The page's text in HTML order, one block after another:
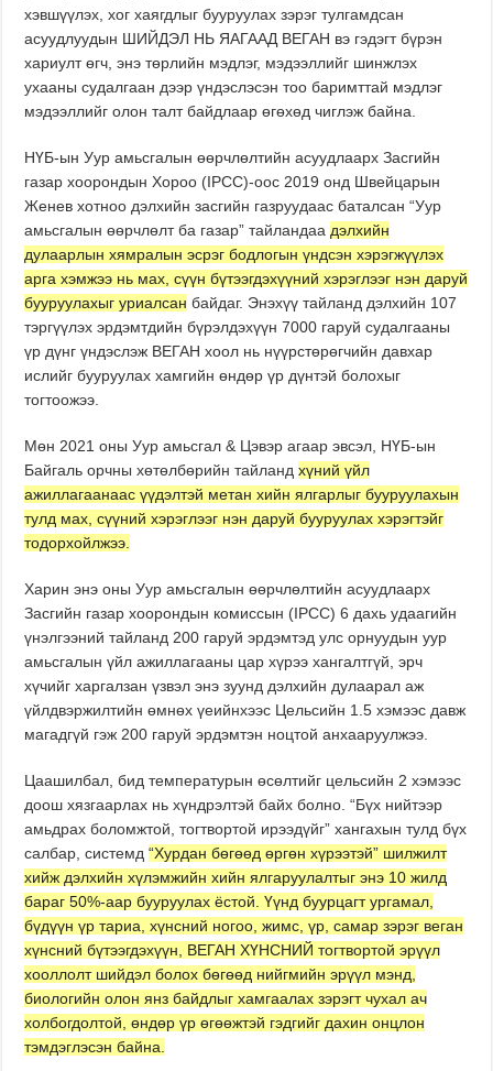
хэвшүүлэх, хог хаягдлыг бууруулах зэрэг тулгамдсан
асуудлуудын ШИЙДЭЛ НЬ ЯАГААД ВЕГАН вэ гэдэгт бүрэн
хариулт өгч, энэ төрлийн мэдлэг, мэдээллийг шинжлэх
ухааны судалгаан дээр үндэслэсэн тоо баримттай мэдлэг
мэдээллийг олон талт байдлаар өгөхөд чиглэж байна.
НҮБ-ын Уур амьсгалын өөрчлөлтийн асуудлаарх Засгийн
газар хоорондын Хороо (IPCC)-оос 2019 онд Швейцарын
Женев хотноо дэлхийн засгийн газруудаас баталсан “Уур
амьсгалын өөрчлөлт ба газар” тайландаа дэлхийн
дулаарлын хямралын эсрэг бодлогын үндсэн хэрэгжүүлэх
арга хэмжээ нь мах, сүүн бүтээгдэхүүний хэрэглээг нэн даруй
бууруулахыг уриалсан байдаг. Энэхүү тайланд дэлхийн 107
тэргүүлэх эрдэмтдийн бүрэлдэхүүн 7000 гаруй судалгааны
үр дүнг үндэслэж ВЕГАН хоол нь нүүрстөрөгчийн давхар
ислийг бууруулах хамгийн өндөр үр дүнтэй болохыг
тогтоожээ.
Мөн 2021 оны Уур амьсгал & Цэвэр агаар эвсэл, НҮБ-ын
Байгаль орчны хөтөлбөрийн тайландхүний үйл
ажиллагаанаас үүдэлтэй метан хийн ялгарлыг бууруулахын
тулд мах, сүүний хэрэглээг нэн даруй бууруулах хэрэгтэйг
тодорхойлжээ.
Харин энэ оны Уур амьсгалын өөрчлөлтийн асуудлаарх
Засгийн газар хоорондын комиссын (IPCC) 6 дахь удаагийн
үнэлгээний тайланд 200 гаруй эрдэмтэд улс орнуудын уур
амьсгалын үйл ажиллагааны цар хүрээ хангалтгүй, эрч
хүчийг харгалзан үзвэл энэ зуунд дэлхийн дулаарал аж
үйлдвэржилтийн өмнөх үеийнхээс Цельсийн 1.5 хэмээс давж
магадгүй гэж 200 гаруй эрдэмтэн ноцтой анхааруулжээ.
Цаашилбал, бид температурын өсөлтийг цельсийн 2 хэмээс
доош хязгаарлах нь хүндрэлтэй байх болно. “Бүх нийтээр
амьдрах боломжтой, тогтвортой ирээдүйг” хангахын тулд бүх
салбар, системд“Хурдан бөгөөд өргөн хүрээтэй” шилжилт
хийж дэлхийн хүлэмжийн хийн ялгаруулалтыг энэ 10 жилд
бараг 50%-аар бууруулах ёстой. Үүнд буурцагт ургамал,
бүдүүн үр тариа, хүнсний ногоо, жимс, үр, самар зэрэг веган
хүнсний бүтээгдэхүүн, ВЕГАН ХҮНСНИЙ тогтвортой эрүүл
хооллолт шийдэл болох бөгөөд нийгмийн эрүүл мэнд,
биологийн олон янз байдлыг хамгаалах зэрэгт чухал ач
холбогдолтой, өндөр үр өгөөжтэй гэдгийг дахин онцлон
тэмдэглэсэн байна.